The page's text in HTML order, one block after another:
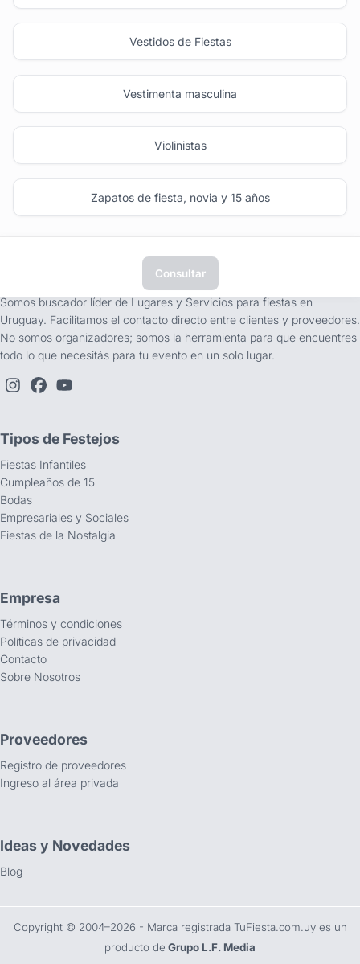
Vestidos de Fiestas
Vestimenta masculina
Violinistas
Zapatos de fiesta, novia y 15 años
Consultar
Somos buscador líder de Lugares y Servicios para fiestas en
Uruguay. Facilitamos el contacto directo entre clientes y proveedores.
No somos organizadores; somos la herramienta para que encuentres
todo lo que necesitás para tu evento en un solo lugar.
Tipos de Festejos
Fiestas Infantiles
Cumpleaños de 15
Bodas
Empresariales y Sociales
Fiestas de la Nostalgia
Empresa
Términos y condiciones
Políticas de privacidad
Contacto
Sobre Nosotros
Proveedores
Registro de proveedores
Ingreso al área privada
Ideas y Novedades
Blog
Copyright ©️ 2004–2026 - Marca registrada TuFiesta.com.uy es un
producto de Grupo L.F. Media